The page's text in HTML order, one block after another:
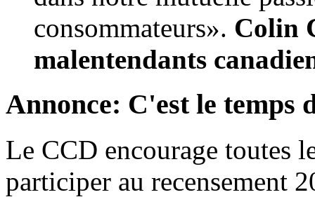
consommateurs». Colin
malentendants
Annonce: C'est le temps
Le CCD encourage toutes
participer au recensement